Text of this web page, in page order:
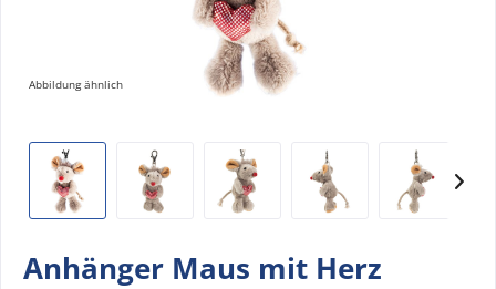
Abbildung ähnlich
Anhänger Maus mit Herz